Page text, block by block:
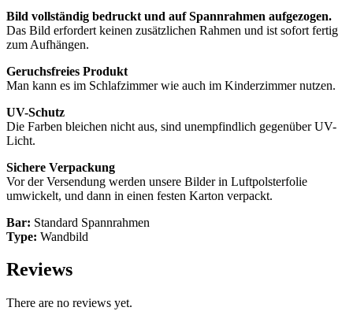
Bild vollständig bedruckt und auf Spannrahmen aufgezogen.
Das Bild erfordert keinen zusätzlichen Rahmen und ist sofort fertig
zum Aufhängen.
Geruchsfreies Produkt
Man kann es im Schlafzimmer wie auch im Kinderzimmer nutzen.
UV-Schutz
Die Farben bleichen nicht aus, sind unempfindlich gegenüber UV-
Licht.
Sichere Verpackung
Vor der Versendung werden unsere Bilder in Luftpolsterfolie
umwickelt, und dann in einen festen Karton verpackt.
Bar: Standard Spannrahmen
Type: Wandbild
Reviews
There are no reviews yet.